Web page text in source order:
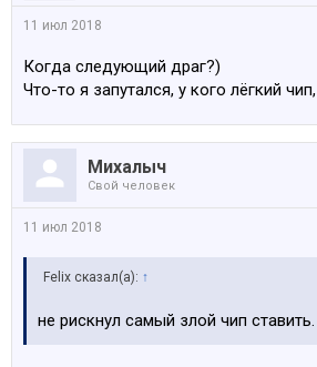
11 июл 2018
Когда следующий драг?)
Что-то я запутался, у кого лёгкий
Михалыч
Свой человек
11 июл 2018
Felix сказал(а): ↑
не рискнул самый злой чип